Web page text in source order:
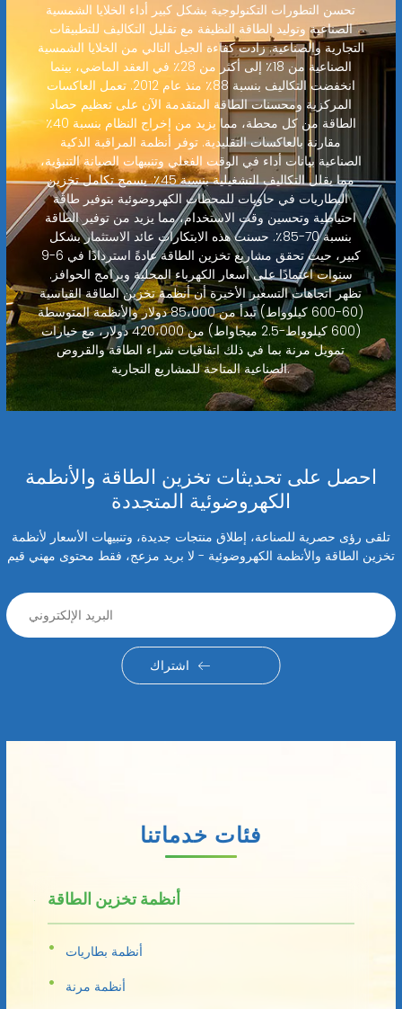
تحسن التطورات التكنولوجية بشكل كبير أداء الخلايا الشمسية
الصناعية وتوليد الطاقة النظيفة مع تقليل التكاليف للتطبيقات
التجارية والصناعية. زادت كفاءة الجيل التالي من الخلايا الشمسية
الصناعية من 18٪ إلى أكثر من 28٪ في العقد الماضي، بينما
انخفضت التكاليف بنسبة 88٪ منذ عام 2012. تعمل العاكسات
المركزية ومحسنات الطاقة المتقدمة الآن على تعظيم حصاد
الطاقة من كل محطة، مما يزيد من إخراج النظام بنسبة 40٪
مقارنة بالعاكسات التقليدية. توفر أنظمة المراقبة الذكية
الصناعية بيانات أداء في الوقت الفعلي وتنبيهات الصيانة التنبؤية،
مما يقلل التكاليف التشغيلية بنسبة 45٪. يسمح تكامل تخزين
البطاريات في حاويات للمحطات الكهروضوئية بتوفير طاقة
احتياطية وتحسين وقت الاستخدام، مما يزيد من توفير الطاقة
بنسبة 70-85٪. حسنت هذه الابتكارات عائد الاستثمار بشكل
كبير، حيث تحقق مشاريع تخزين الطاقة عادةً استردادًا في 6-9
سنوات اعتمادًا على أسعار الكهرباء المحلية وبرامج الحوافز.
تظهر اتجاهات التسعير الأخيرة أن أنظمة تخزين الطاقة القياسية
(60-600 كيلوواط) تبدأ من 85،000 دولار والأنظمة المتوسطة
(600 كيلوواط-2.5 ميجاواط) من 420،000 دولار، مع خيارات
تمويل مرنة بما في ذلك اتفاقيات شراء الطاقة والقروض
الصناعية المتاحة للمشاريع التجارية.
احصل على تحديثات تخزين الطاقة والأنظمة
الكهروضوئية المتجددة
تلقى رؤى حصرية للصناعة، إطلاق منتجات جديدة، وتنبيهات الأسعار لأنظمة
تخزين الطاقة والأنظمة الكهروضوئية - لا بريد مزعج، فقط محتوى مهني قيم
اشتراك
فئات خدماتنا
أنظمة تخزين الطاقة
أنظمة بطاريات
أنظمة مرنة